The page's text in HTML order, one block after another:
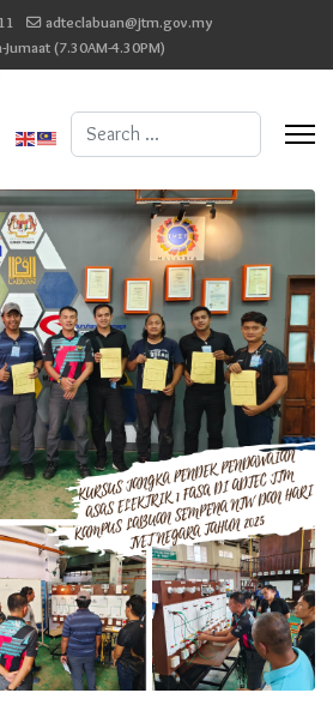
adteclabuan@jtm.gov.my
Jumaat (7.30AM-4.30PM)
Search